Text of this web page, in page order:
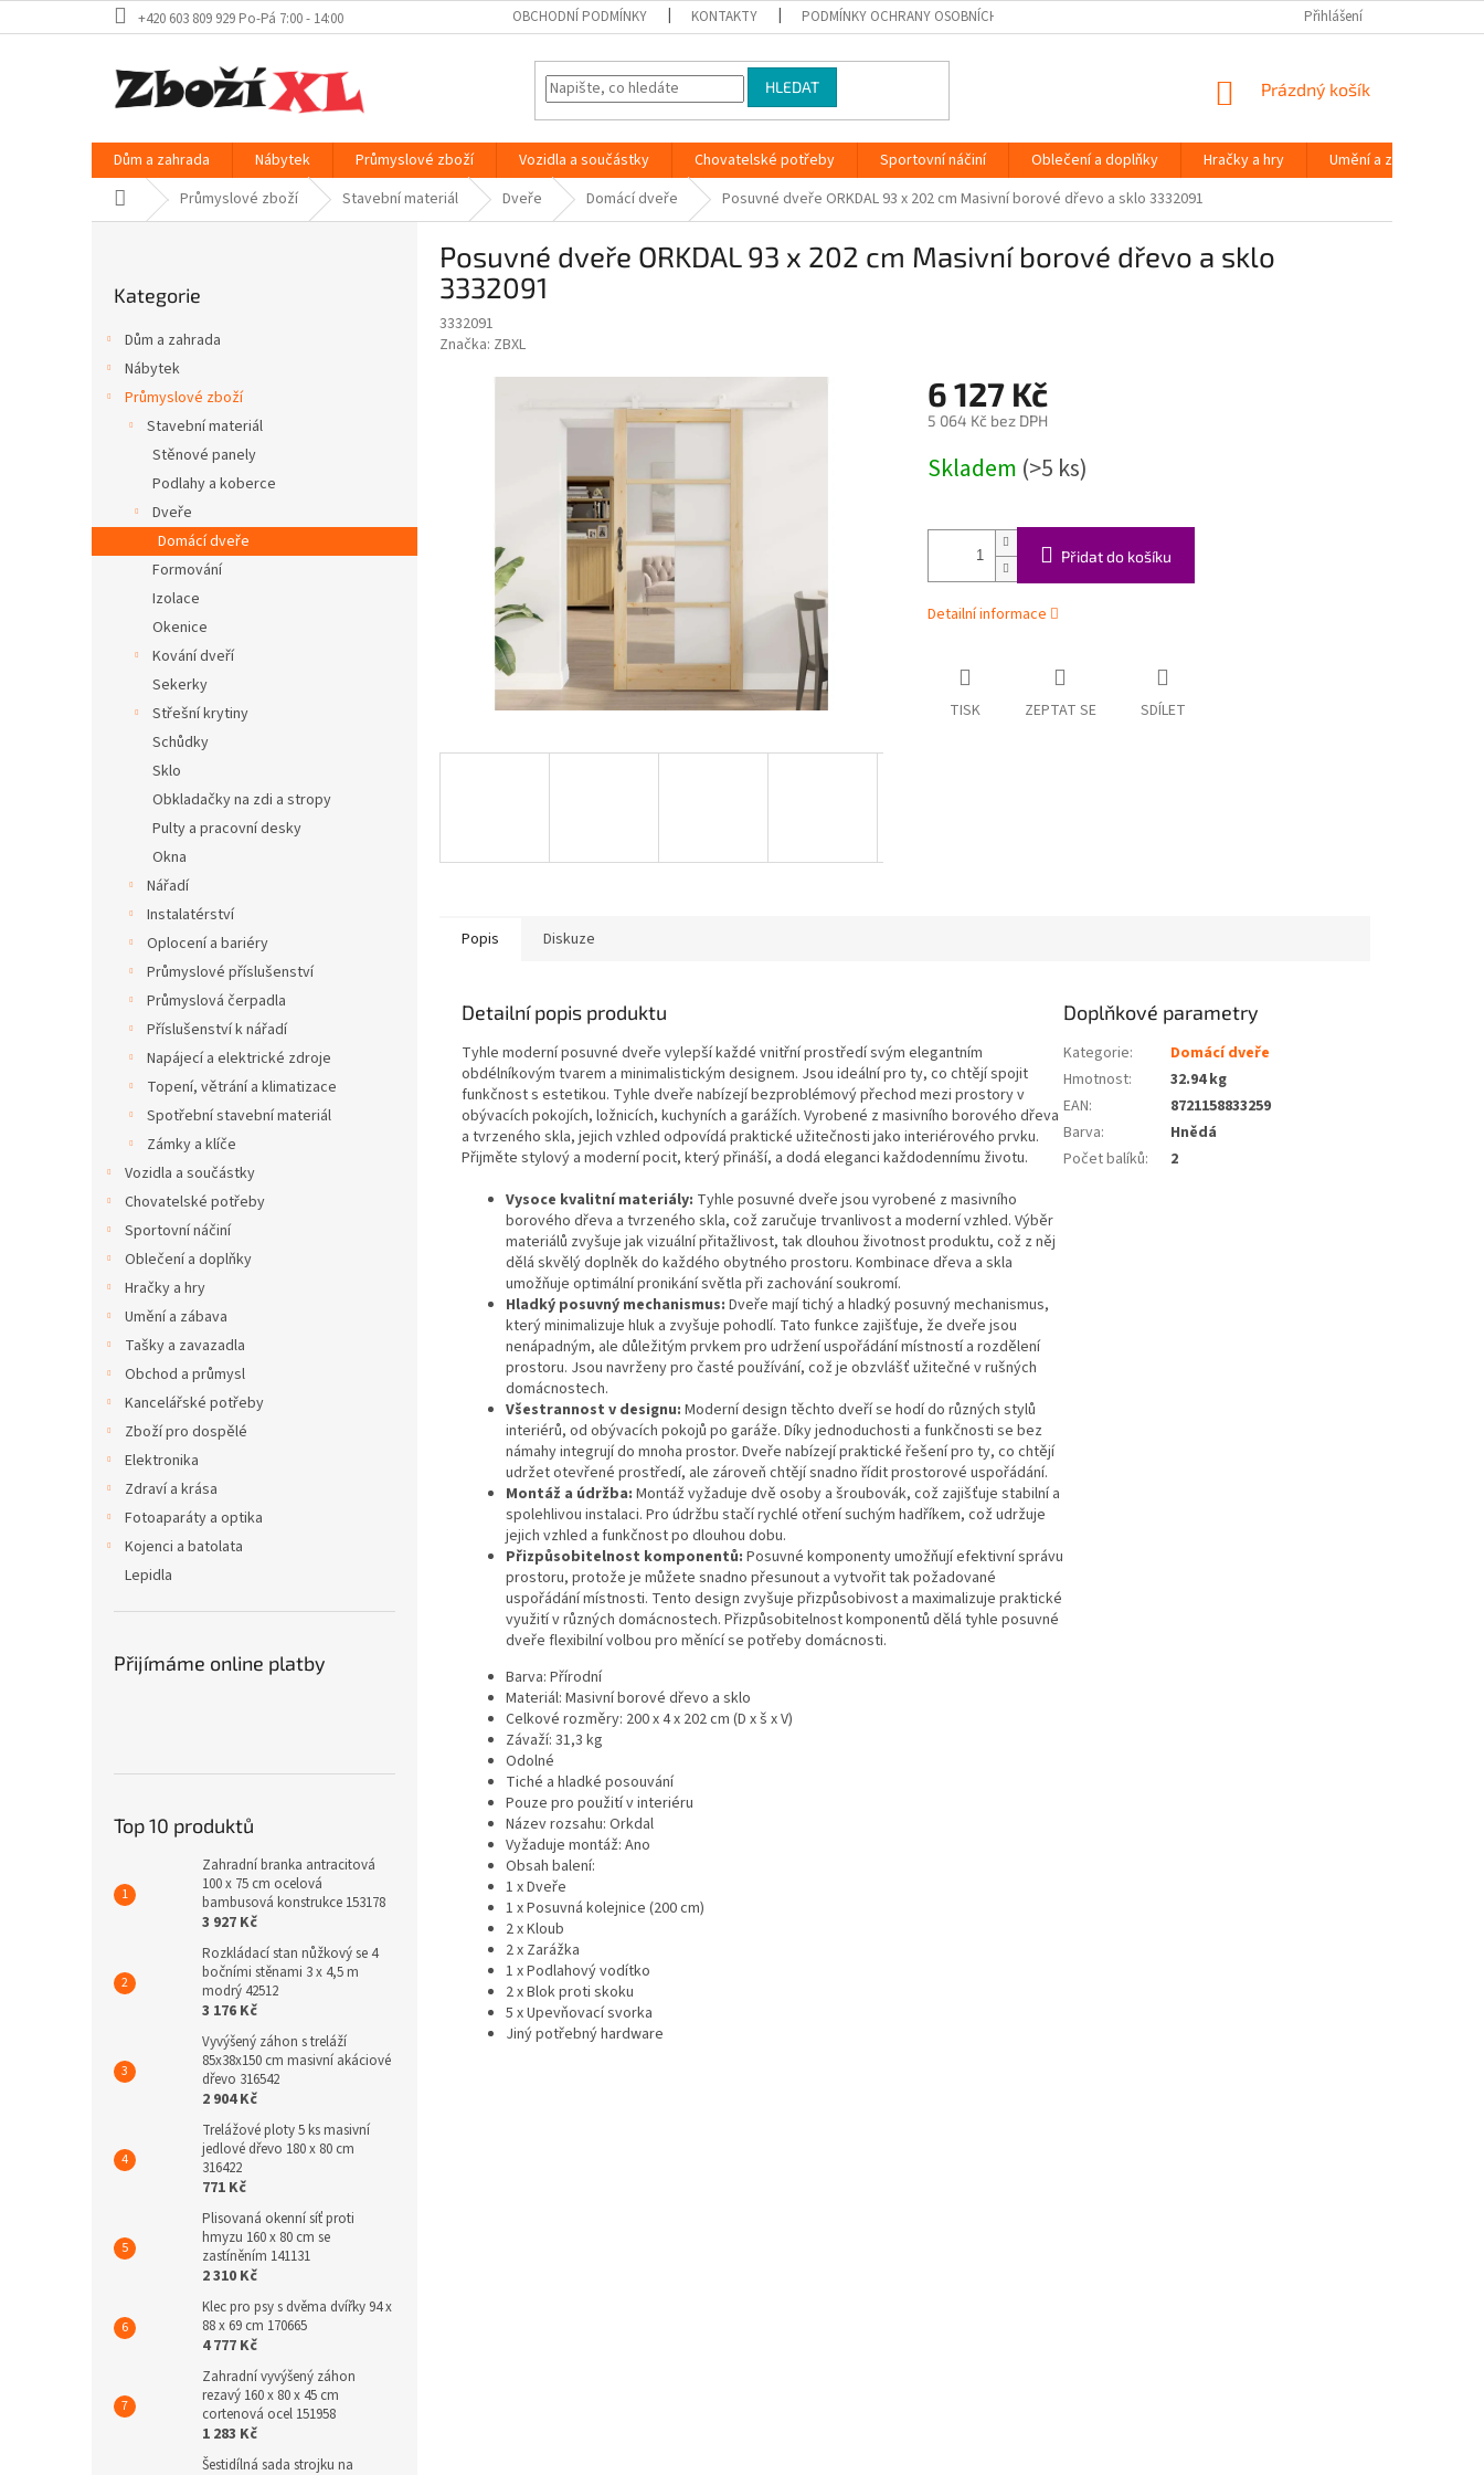
na
+420 603 809 929 Po-Pá 7:00 - 14:00 OBCHODNÍ PODMÍNKY KONTAKTY PODMÍNKY OCHRANY OSOBNÍCH ÚDAJŮ Přihlášení
HLEDAT
NÁKUPNÍ
Prázdný košík
Dům a zahrada Nábytek Průmyslové zboží Vozidla a součástky Chovatelské potřeby Sportovní náčiní Oblečení a doplňky Hračky a hry Umění a zábava
Domů Průmyslové zboží Stavební materiál Dveře Domácí dveře Posuvné dveře ORKDAL 93 x 202 cm Masivní borové dřevo a sklo 3332091
e
l
kategorie
Kategorie
Dům a zahrada
Nábytek
Průmyslové zboží
Stavební materiál
Stěnové panely
Podlahy a koberce
Dveře
Domácí dveře
Formování
Izolace
Okenice
Kování dveří
Sekerky
Střešní krytiny
Schůdky
Sklo
Obkladačky na zdi a stropy
Pulty a pracovní desky
Okna
Nářadí
Instalatérství
Oplocení a bariéry
Průmyslové příslušenství
Průmyslová čerpadla
Příslušenství k nářadí
Napájecí a elektrické zdroje
Topení, větrání a klimatizace
Spotřební stavební materiál
Zámky a klíče
Vozidla a součástky
Chovatelské potřeby
Sportovní náčiní
Oblečení a doplňky
Hračky a hry
Umění a zábava
Tašky a zavazadla
Obchod a průmysl
Kancelářské potřeby
Zboží pro dospělé
Elektronika
Zdraví a krása
Fotoaparáty a optika
Kojenci a batolata
Lepidla
Přijímáme online platby
Top 10 produktů
Zahradní branka antracitová
100 x 75 cm ocelová
bambusová konstrukce 153178
3 927 Kč
Rozkládací stan nůžkový se 4
bočními stěnami 3 x 4,5 m
modrý 42512
3 176 Kč
Vyvýšený záhon s treláží
85x38x150 cm masivní akáciové
dřevo 316542
2 904 Kč
Trelážové ploty 5 ks masivní
jedlové dřevo 180 x 80 cm
316422
771 Kč
Plisovaná okenní síť proti
hmyzu 160 x 80 cm se
zastíněním 141131
2 310 Kč
Klec pro psy s dvěma dvířky 94 x
88 x 69 cm 170665
4 777 Kč
Zahradní vyvýšený záhon
rezavý 160 x 80 x 45 cm
cortenová ocel 151958
1 283 Kč
Šestidílná sada strojku na
Posuvné dveře ORKDAL 93 x 202 cm Masivní borové dřevo a sklo
3332091
3332091
Značka: ZBXL
6 127 Kč
5 064 Kč bez DPH
cena:
Skladem (>5 ks)
Přidat do košíku
Detailní informace
TISK ZEPTAT SE SDÍLET
Popis Diskuze
Detailní popis produktu
Tyhle moderní posuvné dveře vylepší každé vnitřní prostředí svým elegantním
obdélníkovým tvarem a minimalistickým designem. Jsou ideální pro ty, co chtějí spojit
funkčnost s estetikou. Tyhle dveře nabízejí bezproblémový přechod mezi prostory v
obývacích pokojích, ložnicích, kuchyních a garážích. Vyrobené z masivního borového dřeva
a tvrzeného skla, jejich vzhled odpovídá praktické užitečnosti jako interiérového prvku.
Přijměte stylový a moderní pocit, který přináší, a dodá eleganci každodennímu životu.
Vysoce kvalitní materiály: Tyhle posuvné dveře jsou vyrobené z masivního
borového dřeva a tvrzeného skla, což zaručuje trvanlivost a moderní vzhled. Výběr
materiálů zvyšuje jak vizuální přitažlivost, tak dlouhou životnost produktu, což z něj
dělá skvělý doplněk do každého obytného prostoru. Kombinace dřeva a skla
umožňuje optimální pronikání světla při zachování soukromí.
Hladký posuvný mechanismus: Dveře mají tichý a hladký posuvný mechanismus,
který minimalizuje hluk a zvyšuje pohodlí. Tato funkce zajišťuje, že dveře jsou
nenápadným, ale důležitým prvkem pro udržení uspořádání místností a rozdělení
prostoru. Jsou navrženy pro časté používání, což je obzvlášť užitečné v rušných
domácnostech.
Všestrannost v designu: Moderní design těchto dveří se hodí do různých stylů
interiérů, od obývacích pokojů po garáže. Díky jednoduchosti a funkčnosti se bez
námahy integrují do mnoha prostor. Dveře nabízejí praktické řešení pro ty, co chtějí
udržet otevřené prostředí, ale zároveň chtějí snadno řídit prostorové uspořádání.
Montáž a údržba: Montáž vyžaduje dvě osoby a šroubovák, což zajišťuje stabilní a
spolehlivou instalaci. Pro údržbu stačí rychlé otření suchým hadříkem, což udržuje
jejich vzhled a funkčnost po dlouhou dobu.
Přizpůsobitelnost komponentů: Posuvné komponenty umožňují efektivní správu
prostoru, protože je můžete snadno přesunout a vytvořit tak požadované
uspořádání místnosti. Tento design zvyšuje přizpůsobivost a maximalizuje praktické
využití v různých domácnostech. Přizpůsobitelnost komponentů dělá tyhle posuvné
dveře flexibilní volbou pro měnící se potřeby domácnosti.
Barva: Přírodní
Materiál: Masivní borové dřevo a sklo
Celkové rozměry: 200 x 4 x 202 cm (D x š x V)
Závaží: 31,3 kg
Odolné
Tiché a hladké posouvání
Pouze pro použití v interiéru
Název rozsahu: Orkdal
Vyžaduje montáž: Ano
Obsah balení:
1 x Dveře
1 x Posuvná kolejnice (200 cm)
2 x Kloub
2 x Zarážka
1 x Podlahový vodítko
2 x Blok proti skoku
5 x Upevňovací svorka
Jiný potřebný hardware
Doplňkové parametry
Kategorie:
Domácí dveře
Hmotnost:
32.94 kg
EAN:
8721158833259
Barva:
Hnědá
Počet balíků: 2